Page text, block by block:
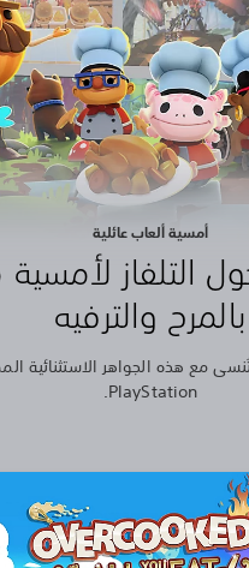
أمسية ألعاب عائلية
التلفاز لأمسية
بالمرح والترفيه
مع هذه الجواهر الاستثنائية
PlayStation.